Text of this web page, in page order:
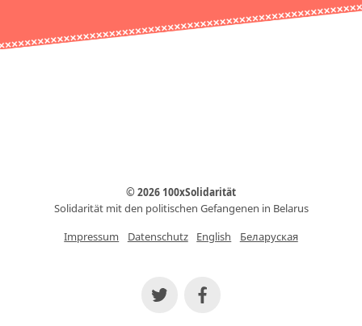
© 2026 100xSolidarität
Solidarität mit den politischen Gefangenen in Belarus
Impressum
Datenschutz English Беларуская